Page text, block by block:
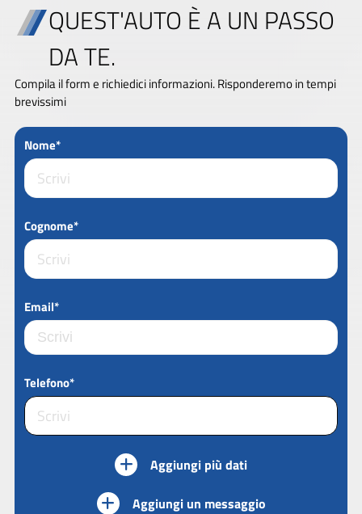
QUEST'AUTO È A UN PASSO
DA TE.
Compila il form e richiedici informazioni. Risponderemo in tempi
brevissimi
Nome*
Cognome*
Email*
Telefono*
Aggiungi più dati
Aggiungi un messaggio